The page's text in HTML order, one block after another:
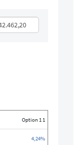
Mensualité
Min
Option 1 1
4,24%